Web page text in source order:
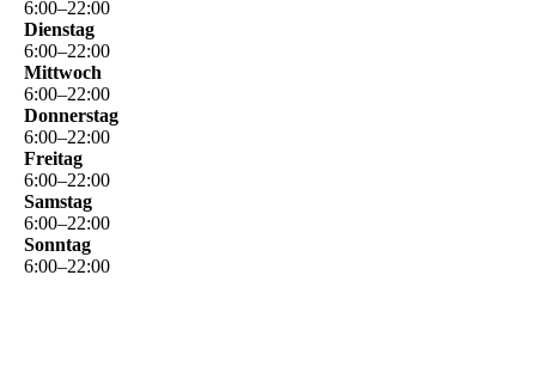
6:00–22:00
Dienstag
6:00–22:00
Mittwoch
6:00–22:00
Donnerstag
6:00–22:00
Freitag
6:00–22:00
Samstag
6:00–22:00
Sonntag
6:00–22:00